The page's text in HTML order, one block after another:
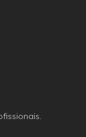
profissionais.